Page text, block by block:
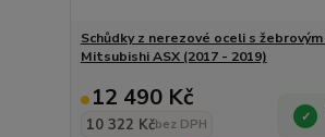
Schůdky z nerezové oceli s
Mitsubishi ASX (2017 - 2019)
12 490 Kč
10 322 Kčbez DPH